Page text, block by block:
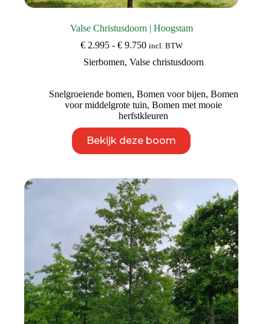
Valse Christusdoorn | Hoogstam
€2.995 - €9.750Prijsklasse:
tot
incl. BTW
Sierbomen, Valse christusdoorn
Snelgroeiende bomen, Bomen voor bijen, Bomen
voor middelgrote tuin,Bomen met mooie
herfstkleuren
Bekijk deze boom
product
heeft
Deze
optie
kan
gekozen
worden
op
de
productpagina